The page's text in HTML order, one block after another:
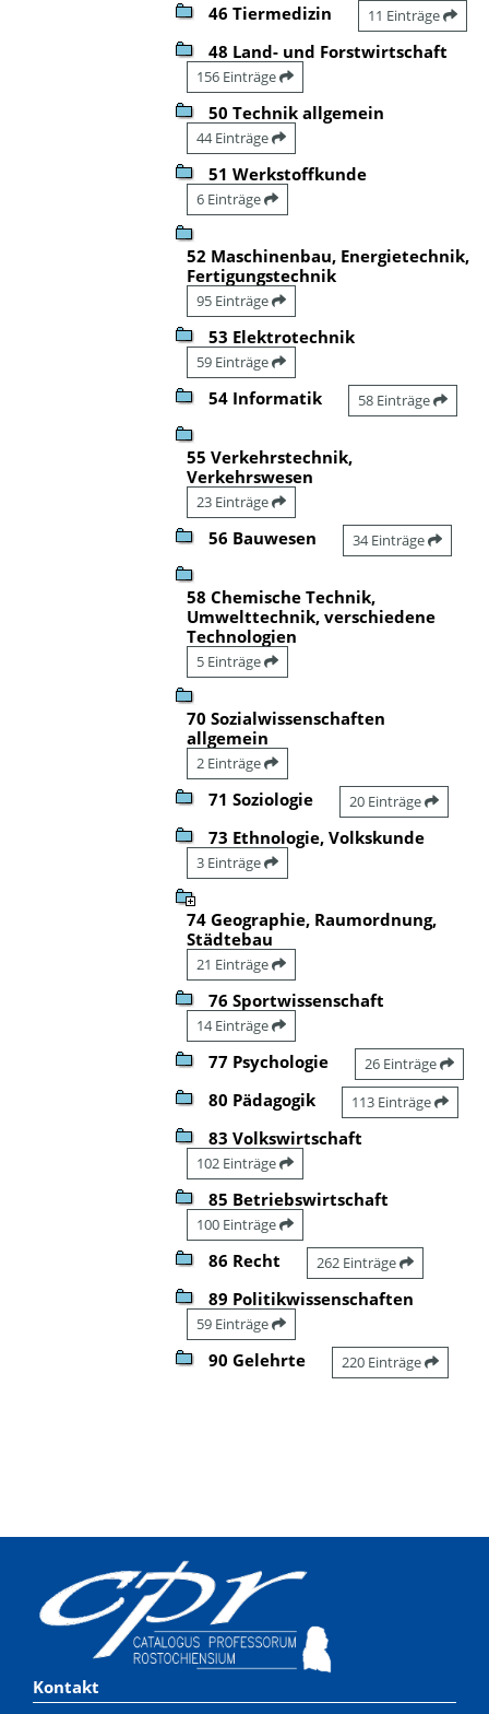
46 Tiermedizin 11 Einträge
48 Land- und Forstwirtschaft
156 Einträge
50 Technik allgemein
44 Einträge
51 Werkstoffkunde
6 Einträge
52 Maschinenbau, Energietechnik,
Fertigungstechnik
95 Einträge
53 Elektrotechnik
59 Einträge
54 Informatik 58 Einträge
55 Verkehrstechnik,
Verkehrswesen
23 Einträge
56 Bauwesen 34 Einträge
58 Chemische Technik,
Umwelttechnik, verschiedene
Technologien
5 Einträge
70 Sozialwissenschaften
allgemein
2 Einträge
71 Soziologie 20 Einträge
73 Ethnologie, Volkskunde
3 Einträge
74 Geographie, Raumordnung,
Städtebau
21 Einträge
76 Sportwissenschaft
14 Einträge
77 Psychologie 26 Einträge
80 Pädagogik 113 Einträge
83 Volkswirtschaft
102 Einträge
85 Betriebswirtschaft
100 Einträge
86 Recht 262 Einträge
89 Politikwissenschaften
59 Einträge
90 Gelehrte 220 Einträge
Kontakt